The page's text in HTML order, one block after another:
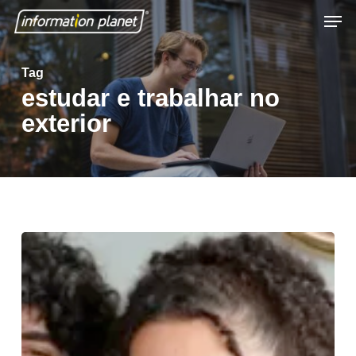
Skip
to
main
content
Tag
estudar e trabalhar no
exterior
2026:
um
novo
começo
para